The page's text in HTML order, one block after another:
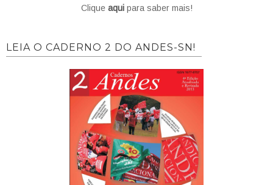
Clique aquipara saber mais!
LEIA O CADERNO 2 DO ANDES-SN!